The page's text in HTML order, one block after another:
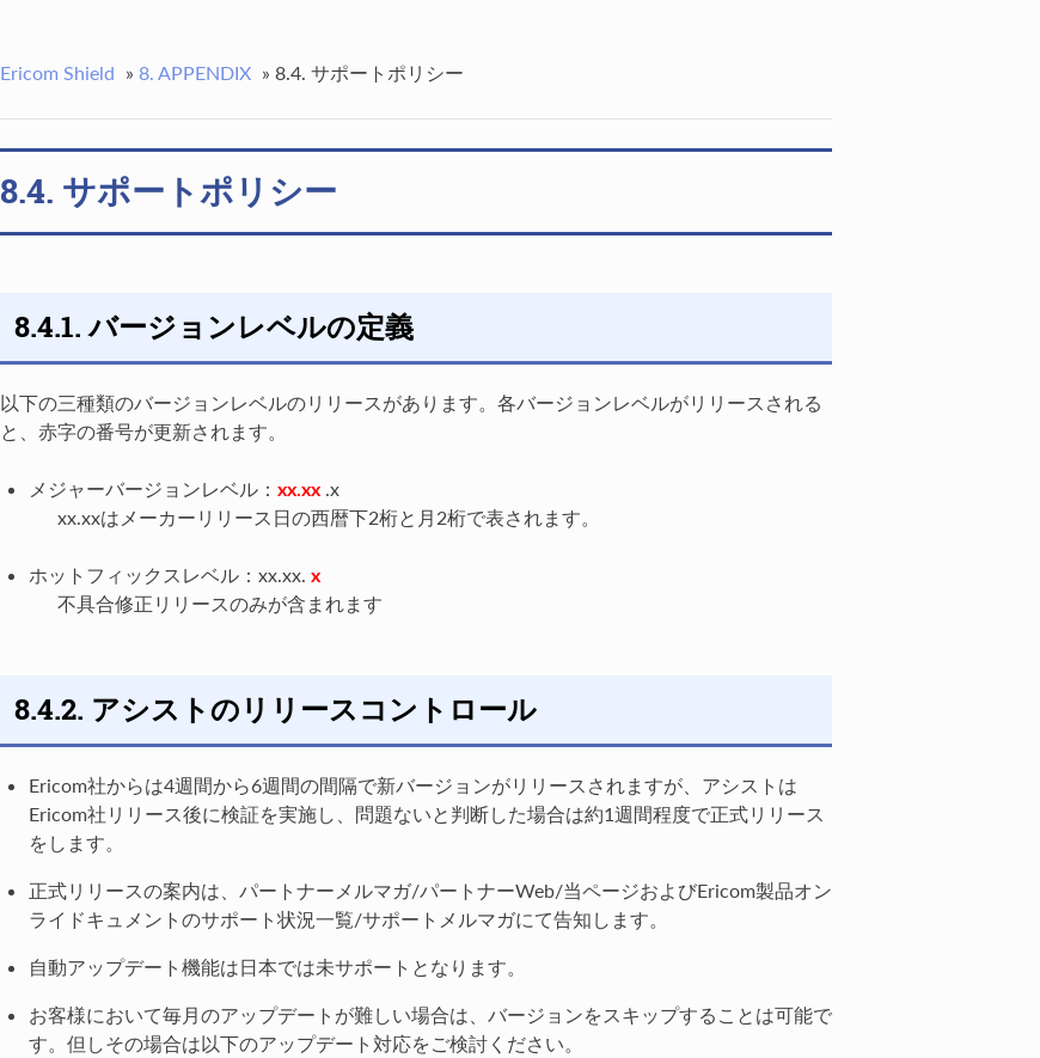
Ericom Shield » 8. APPENDIX » 8.4. サポートポリシー
8.4. サポートポリシー
8.4.1. バージョンレベルの定義
以下の三種類のバージョンレベルのリリースがあります。各バージョンレベルがリリースされる
と、赤字の番号が更新されます。
メジャーバージョンレベル： xx.xx.x
xx.xxはメーカーリリース日の西暦下2桁と月2桁で表されます。
ホットフィックスレベル：xx.xx. x
不具合修正リリースのみが含まれます
8.4.2. アシストのリリースコントロール
Ericom社からは4週間から6週間の間隔で新バージョンがリリースされますが、アシストは
Ericom社リリース後に検証を実施し、問題ないと判断した場合は約1週間程度で正式リリース
をします。
正式リリースの案内は、パートナーメルマガ/パートナーWeb/当ページおよびEricom製品オン
ライドキュメントのサポート状況一覧/サポートメルマガにて告知します。
自動アップデート機能は日本では未サポートとなります。
お客様において毎月のアップデートが難しい場合は、バージョンをスキップすることは可能で
す。但しその場合は以下のアップデート対応をご検討ください。